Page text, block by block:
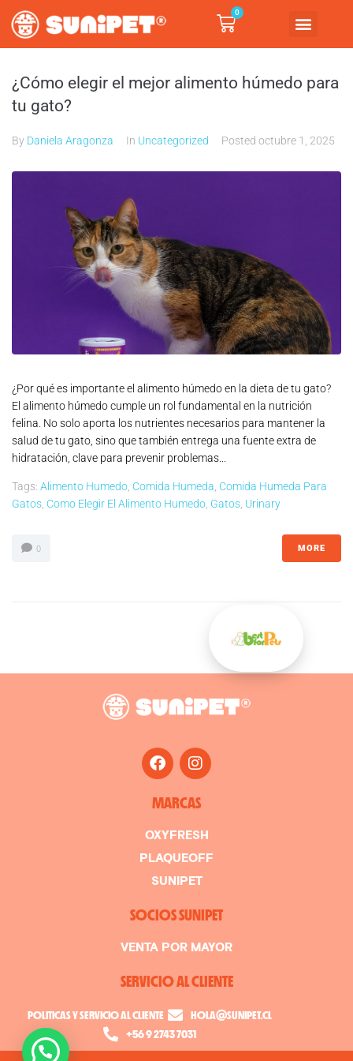
0
¿Cómo elegir el mejor alimento húmedo para
tu gato?
By Daniela Aragonza In Uncategorized Posted octubre 1, 2025
¿Por qué es importante el alimento húmedo en la dieta de tu gato?
El alimento húmedo cumple un rol fundamental en la nutrición
felina. No solo aporta los nutrientes necesarios para mantener la
salud de tu gato, sino que también entrega una fuente extra de
hidratación, clave para prevenir problemas...
Tags: Alimento Humedo Comida Humeda Comida Humeda Para
Gatos Como Elegir El Alimento Humedo Gatos Urinary
0 MORE
MARCAS
OXYFRESH
PLAQUEOFF
SUNIPET
SOCIOS SUNIPET
VENTA POR MAYOR
SERVICIO AL CLIENTE
POLITICAS Y SERVICIO AL CLIENTE
HOLA@SUNIPET.CL
+56 9 2743 7031